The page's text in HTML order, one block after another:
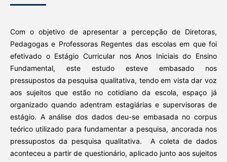
Com o objetivo de apresentar a percepção de Diretoras,
Pedagogas e Professoras Regentes das escolas em que foi
efetivado o Estágio Curricular nos Anos Iniciais do Ensino
Fundamental, este estudo esteve embasado nos
pressupostos da pesquisa qualitativa, tendo em vista dar voz
aos sujeitos que estão no cotidiano da escola, espaço já
organizado quando adentram estagiárias e supervisoras de
estágio. A análise dos dados deu-se embasada no corpus
teórico utilizado para fundamentar a pesquisa, ancorada nos
pressupostos da pesquisa qualitativa. A coleta de dados
aconteceu a partir de questionário, aplicado junto aos sujeitos